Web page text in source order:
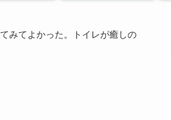
みてよかった。トイレが癒しの